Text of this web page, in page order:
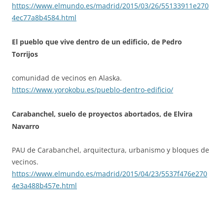
https://www.elmundo.es/madrid/2015/03/26/55133911e270
4ec77a8b4584.html
El pueblo que vive dentro de un edificio, de Pedro
Torrijos
comunidad de vecinos en Alaska.
https://www.yorokobu.es/pueblo-dentro-edificio/
Carabanchel, suelo de proyectos abortados, de Elvira
Navarro
PAU de Carabanchel, arquitectura, urbanismo y bloques de
vecinos.
https://www.elmundo.es/madrid/2015/04/23/5537f476e270
4e3a488b457e.html